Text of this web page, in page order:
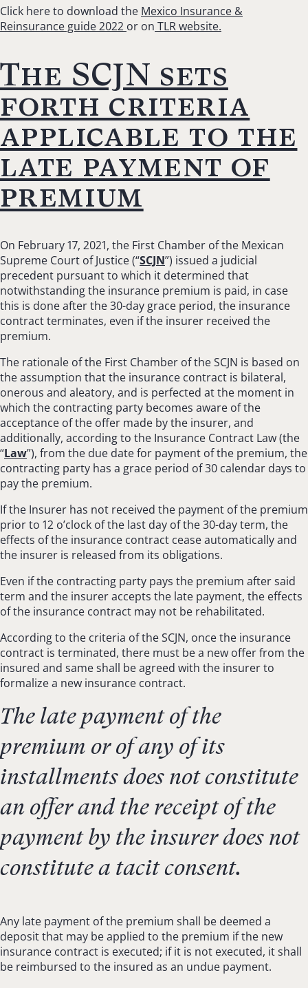
Click here to download the Mexico Insurance &
Reinsurance guide 2022 or on TLR website.
The SCJN sets
forth criteria
applicable to the
late payment of
premium
On February 17, 2021, the First Chamber of the Mexican
Supreme Court of Justice (“SCJN”) issued a judicial
precedent pursuant to which it determined that
notwithstanding the insurance premium is paid, in case
this is done after the 30-day grace period, the insurance
contract terminates, even if the insurer received the
premium.
The rationale of the First Chamber of the SCJN is based on
the assumption that the insurance contract is bilateral,
onerous and aleatory, and is perfected at the moment in
which the contracting party becomes aware of the
acceptance of the offer made by the insurer, and
additionally, according to the Insurance Contract Law (the
“Law”), from the due date for payment of the premium, the
contracting party has a grace period of 30 calendar days to
pay the premium.
If the Insurer has not received the payment of the premium
prior to 12 o’clock of the last day of the 30-day term, the
effects of the insurance contract cease automatically and
the insurer is released from its obligations.
Even if the contracting party pays the premium after said
term and the insurer accepts the late payment, the effects
of the insurance contract may not be rehabilitated.
According to the criteria of the SCJN, once the insurance
contract is terminated, there must be a new offer from the
insured and same shall be agreed with the insurer to
formalize a new insurance contract.
The late payment of the
premium or of any of its
installments does not constitute
an offer and the receipt of the
payment by the insurer does not
constitute a tacit consent.
Any late payment of the premium shall be deemed a
deposit that may be applied to the premium if the new
insurance contract is executed; if it is not executed, it shall
be reimbursed to the insured as an undue payment.